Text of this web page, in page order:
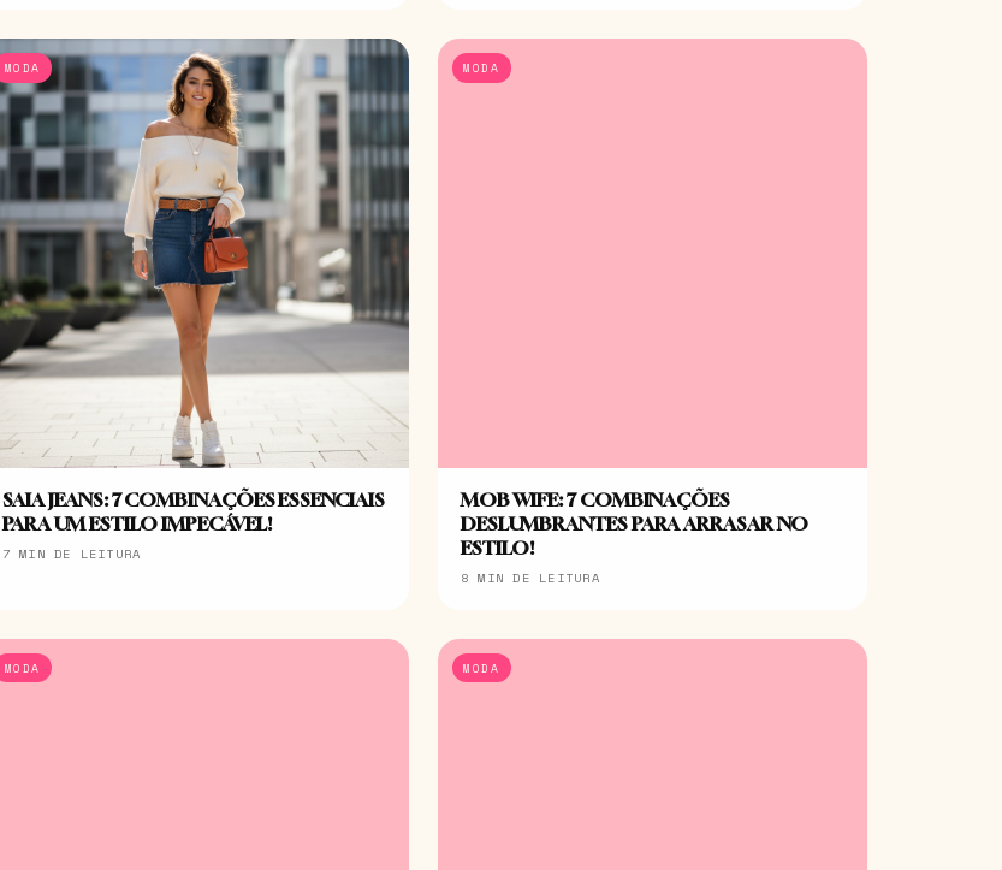
MODA
SAIA JEANS: 7 COMBINAÇÕES ESSENCIAIS
PARA UM ESTILO IMPECÁVEL!
7 MIN DE LEITURA
MODA
MOB WIFE: 7 COMBINAÇÕES
DESLUMBRANTES PARA ARRASAR NO
ESTILO!
8 MIN DE LEITURA
MODA MODA